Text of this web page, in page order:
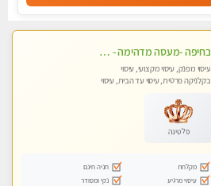
בחיפה -מעסה מדהימה - כל סוגי העיסויים מעסה מקצועית ואיכותית פרטי!!!
עיסוי מפנק, עיסוי מקצועי, עיסוי
בקלניקה פרטית, עיסוי עד הבית, עיסוי
פלטינה
מקלחת
חניה חינם
עיסוי מרגיע
נקי ומסודר